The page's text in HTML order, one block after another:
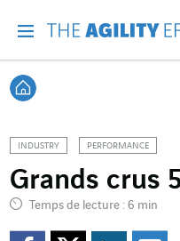
Retour à
INDUSTRY PERFORMANCE
Grands crus
Temps de lecture : 6 min